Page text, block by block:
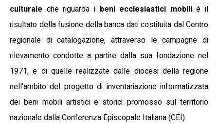
culturale che riguarda i beni ecclesiastici mobiliè il
risultato della fusione della banca dati costituita dal Centro
regionale di catalogazione, attraverso le campagne di
rilevamento condotte a partire dalla sua fondazione nel
1971, e di quelle realizzate dalle diocesi della regione
nell’ambito del progetto di inventariazione informatizzata
dei beni mobili artistici e storici promosso sul territorio
nazionale dalla Conferenza Episcopale Italiana (CEI).